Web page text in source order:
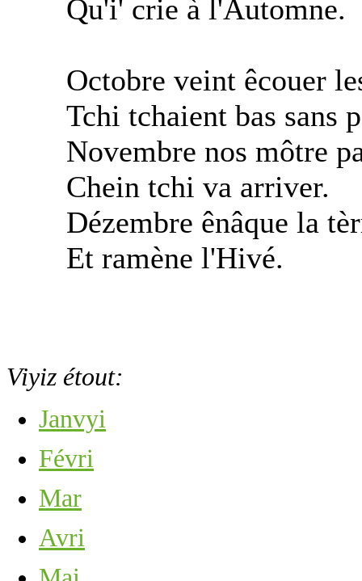
Qu'i' crie à l'Automne.
Octobre veint êcouer
Tchi tchaient bas sans
Novembre nos môtre
Chein tchi va arriver.
Dézembre ênâque la
Et ramène l'Hivé.
Viyiz étout:
Janvyi
Févri
Mar
Avri